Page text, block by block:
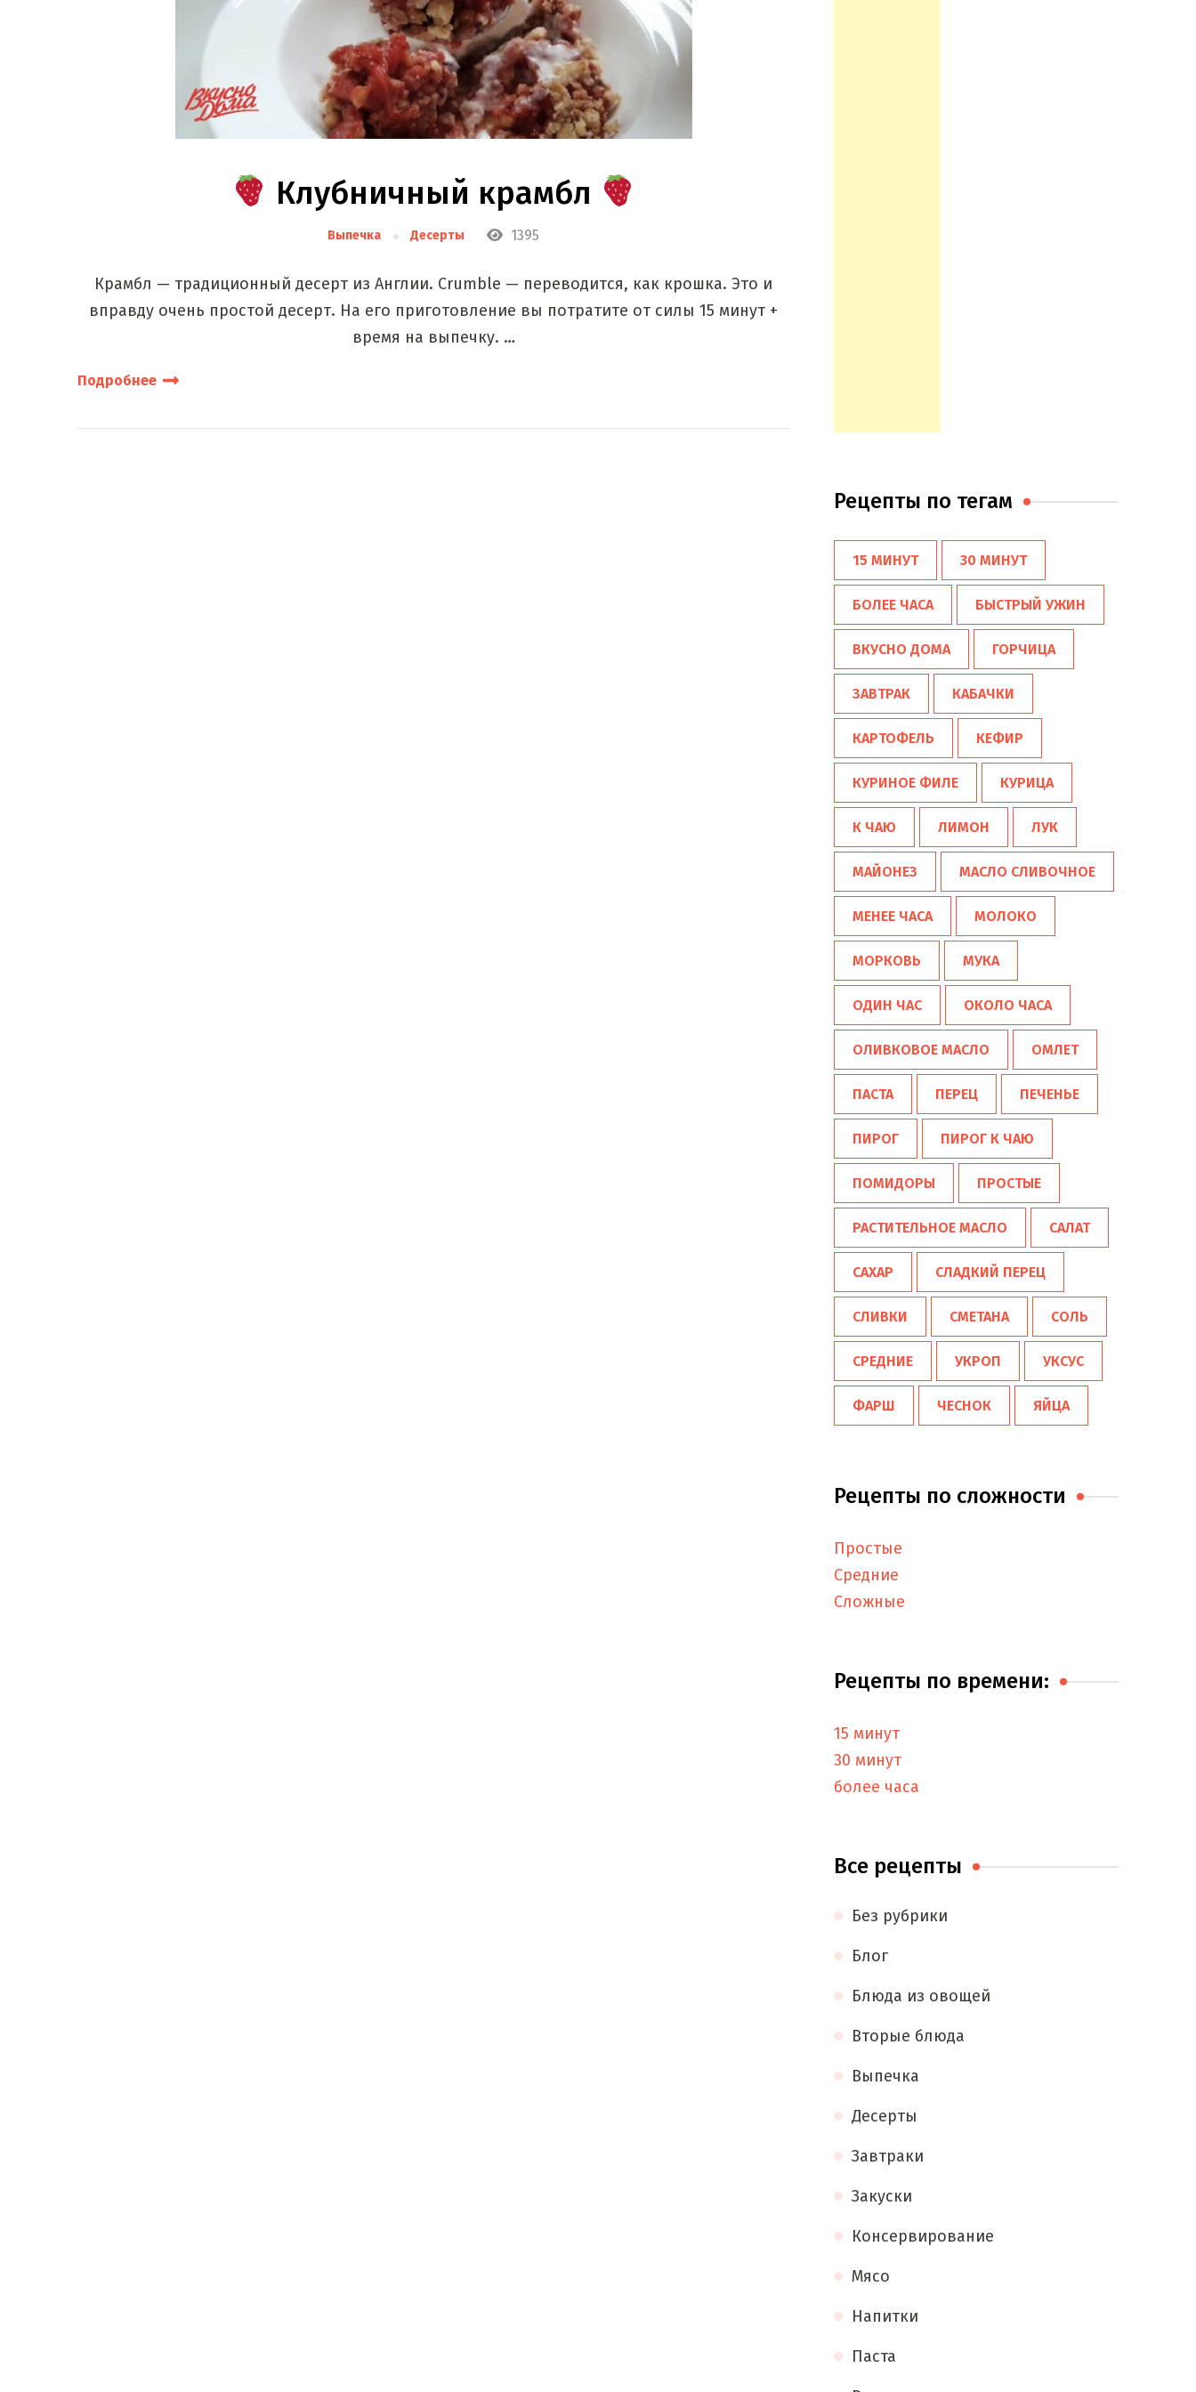
Клубничный крамбл
Выпечка Десерты 1395
Крамбл — традиционный десерт из Англии. Crumble — переводится, как крошка. Это и
вправду очень простой десерт. На его приготовление вы потратите от силы 15 минут +
время на выпечку. …
Подробнее
Рецепты по тегам
15 МИНУТ 30 МИНУТ
БОЛЕЕ ЧАСА БЫСТРЫЙ УЖИН
ВКУСНО ДОМА ГОРЧИЦА
ЗАВТРАК КАБАЧКИ
КАРТОФЕЛЬ КЕФИР
КУРИНОЕ ФИЛЕ КУРИЦА
К ЧАЮ ЛИМОН ЛУК
МАЙОНЕЗ МАСЛО СЛИВОЧНОЕ
МЕНЕЕ ЧАСА МОЛОКО
МОРКОВЬ МУКА
ОДИН ЧАС ОКОЛО ЧАСА
ОЛИВКОВОЕ МАСЛО ОМЛЕТ
ПАСТА ПЕРЕЦ ПЕЧЕНЬЕ
ПИРОГ ПИРОГ К ЧАЮ
ПОМИДОРЫ ПРОСТЫЕ
РАСТИТЕЛЬНОЕ МАСЛО САЛАТ
САХАР СЛАДКИЙ ПЕРЕЦ
СЛИВКИ СМЕТАНА СОЛЬ
СРЕДНИЕ УКРОП УКСУС
ФАРШ ЧЕСНОК ЯЙЦА
Рецепты по сложности
Простые
Средние
Сложные
Рецепты по времени:
15 минут
30 минут
более часа
Все рецепты
Без рубрики
Блог
Блюда из овощей
Вторые блюда
Выпечка
Десерты
Завтраки
Закуски
Консервирование
Мясо
Напитки
Паста